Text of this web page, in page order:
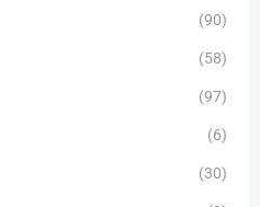
(90)
(58)
(97)
(6)
(30)